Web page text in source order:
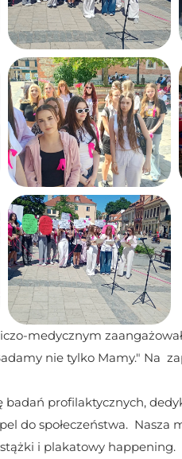
medycznym
nie tylko Mamy." Na
badań profilaktycznych,
do społeczeństwa.  Nasza
i plakatowy happening.